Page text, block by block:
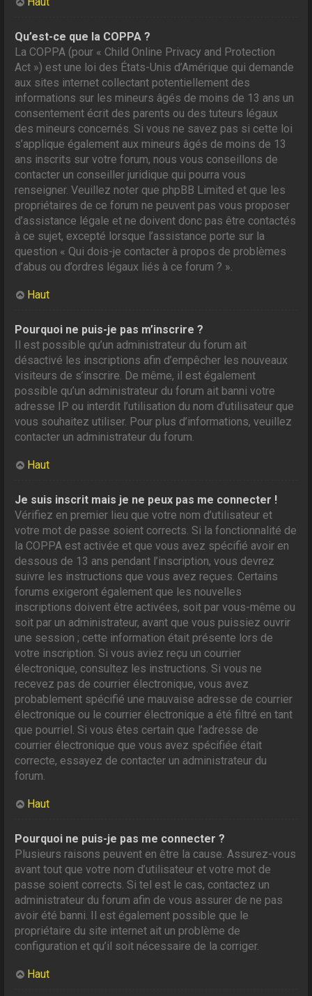
Qu’est-ce que la COPPA ?
La COPPA (pour « Child Online Privacy and Protection
Act ») est une loi des États-Unis d’Amérique qui demande
aux sites internet collectant potentiellement des
informations sur les mineurs âgés de moins de 13 ans un
consentement écrit des parents ou des tuteurs légaux
des mineurs concernés. Si vous ne savez pas si cette loi
s’applique également aux mineurs âgés de moins de 13
ans inscrits sur votre forum, nous vous conseillons de
contacter un conseiller juridique qui pourra vous
renseigner. Veuillez noter que phpBB Limited et que les
propriétaires de ce forum ne peuvent pas vous proposer
d’assistance légale et ne doivent donc pas être contactés
à ce sujet, excepté lorsque l’assistance porte sur la
question « Qui dois-je contacter à propos de problèmes
d’abus ou d’ordres légaux liés à ce forum ? ».
Haut
Pourquoi ne puis-je pas m’inscrire ?
Il est possible qu’un administrateur du forum ait
désactivé les inscriptions afin d’empêcher les nouveaux
visiteurs de s’inscrire. De même, il est également
possible qu’un administrateur du forum ait banni votre
adresse IP ou interdit l’utilisation du nom d’utilisateur que
vous souhaitez utiliser. Pour plus d’informations, veuillez
contacter un administrateur du forum.
Haut
Je suis inscrit mais je ne peux pas me connecter !
Vérifiez en premier lieu que votre nom d’utilisateur et
votre mot de passe soient corrects. Si la fonctionnalité de
la COPPA est activée et que vous avez spécifié avoir en
dessous de 13 ans pendant l’inscription, vous devrez
suivre les instructions que vous avez reçues. Certains
forums exigeront également que les nouvelles
inscriptions doivent être activées, soit par vous-même ou
soit par un administrateur, avant que vous puissiez ouvrir
une session ; cette information était présente lors de
votre inscription. Si vous aviez reçu un courrier
électronique, consultez les instructions. Si vous ne
recevez pas de courrier électronique, vous avez
probablement spécifié une mauvaise adresse de courrier
électronique ou le courrier électronique a été filtré en tant
que pourriel. Si vous êtes certain que l’adresse de
courrier électronique que vous avez spécifiée était
correcte, essayez de contacter un administrateur du
forum.
Haut
Pourquoi ne puis-je pas me connecter ?
Plusieurs raisons peuvent en être la cause. Assurez-vous
avant tout que votre nom d’utilisateur et votre mot de
passe soient corrects. Si tel est le cas, contactez un
administrateur du forum afin de vous assurer de ne pas
avoir été banni. Il est également possible que le
propriétaire du site internet ait un problème de
configuration et qu’il soit nécessaire de la corriger.
Haut